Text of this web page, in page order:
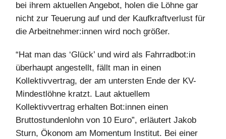
bei ihrem aktuellen Angebot, holen die Löhne gar
nicht zur Teuerung auf und der Kaufkraftverlust für
die Arbeitnehmer:innen wird noch größer.
“Hat man das ‘Glück’ und wird als Fahrradbot:in
überhaupt angestellt, fällt man in einen
Kollektivvertrag, der am untersten Ende der KV-
Mindestlöhne kratzt. Laut aktuellem
Kollektivvertrag erhalten Bot:innen einen
Bruttostundenlohn von 10 Euro”, erläutert Jakob
Sturn, Ökonom am Momentum Institut. Bei einer